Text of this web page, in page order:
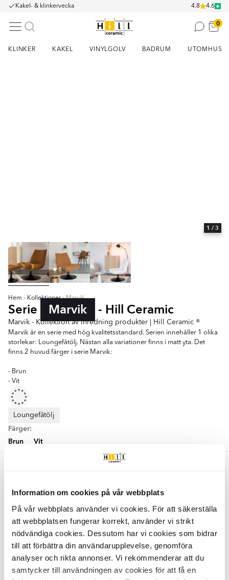
Information om cookies på vår webbplats
På vår webbplats använder vi cookies. För att säkerställa
att webbplatsen fungerar korrekt, använder vi strikt
nödvändiga cookies. Dessutom har vi cookies som bidrar
till att förbättra din användarupplevelse, genomföra
analyser och rikta annonser. Vi rekommenderar att du
samtycker till användningen av cookies för att få en
Kakel- & klinkervecka 4.8 4.6
0
KLINKER KAKEL VINYLGOLV BADRUM UTOMHUS
Hem Kollektioner Marvik
Serie Marvik - Hill Ceramic
Marvik - Kollektion av Inredning produkter | Hill Ceramic ®
Marvik är en serie med hög kvalitetsstandard. Serien innehåller 1 olika
storlekar: Loungefåtölj. Nästan alla variationer finns i matt yta. Det
finns 2 huvud färger i serie Marvik:
- Brun
- Vit
Loungefåtölj
Färger:
Brun
Vit
1 / 3
LoungefåtöljMarvikBrun
Yta:Matt
Material:Tyg
4945SEK 8689SEK-43%
LÄGG I VARUKORG